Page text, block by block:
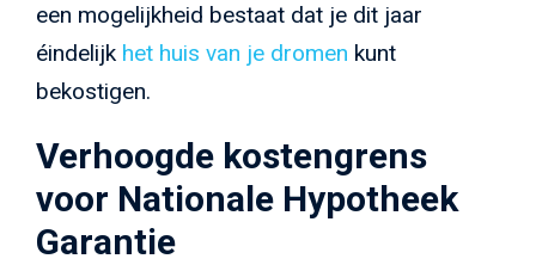
een mogelijkheid bestaat dat je dit jaar
éindelijk het huis van je dromen kunt
bekostigen.
Verhoogde kostengrens
voor Nationale Hypotheek
Garantie